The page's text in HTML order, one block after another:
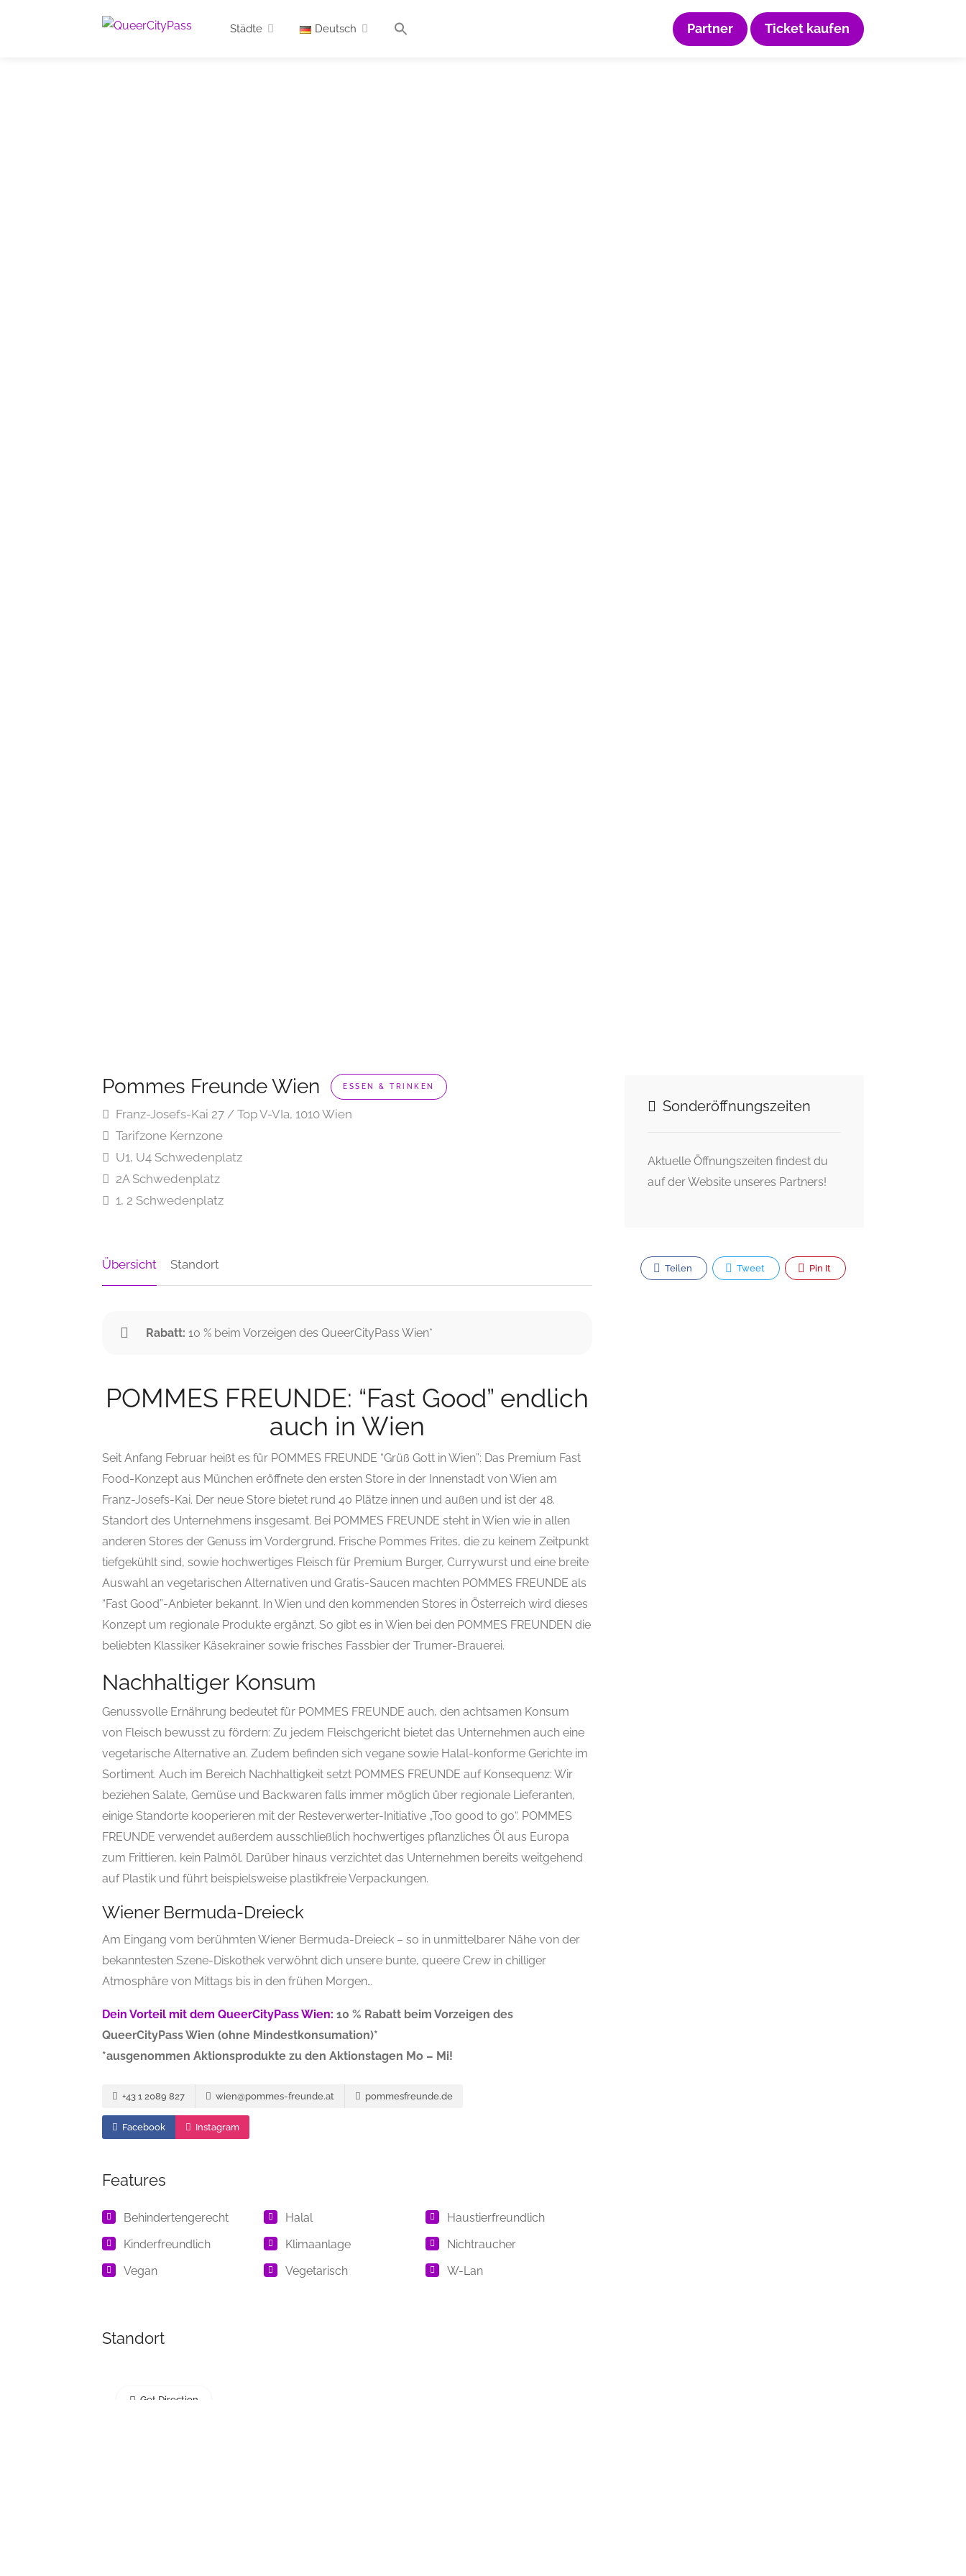
Städte Deutsch Partner Ticket kaufen
Pommes Freunde Wien ESSEN & TRINKEN
Franz-Josefs-Kai 27 / Top V-VIa, 1010 Wien
Tarifzone Kernzone
U1, U4 Schwedenplatz
2A Schwedenplatz
1, 2 Schwedenplatz
Übersicht Standort
Rabatt: 10 % beim Vorzeigen des QueerCityPass Wien*
POMMES FREUNDE: “Fast Good” endlich
auch in Wien
Seit Anfang Februar heißt es für POMMES FREUNDE “Grüß Gott in Wien”: Das Premium Fast
Food-Konzept aus München eröffnete den ersten Store in der Innenstadt von Wien am
Franz-Josefs-Kai. Der neue Store bietet rund 40 Plätze innen und außen und ist der 48.
Standort des Unternehmens insgesamt. Bei POMMES FREUNDE steht in Wien wie in allen
anderen Stores der Genuss im Vordergrund. Frische Pommes Frites, die zu keinem Zeitpunkt
tiefgekühlt sind, sowie hochwertiges Fleisch für Premium Burger, Currywurst und eine breite
Auswahl an vegetarischen Alternativen und Gratis-Saucen machten POMMES FREUNDE als
“Fast Good”-Anbieter bekannt. In Wien und den kommenden Stores in Österreich wird dieses
Konzept um regionale Produkte ergänzt. So gibt es in Wien bei den POMMES FREUNDEN die
beliebten Klassiker Käsekrainer sowie frisches Fassbier der Trumer-Brauerei.
Nachhaltiger Konsum
Genussvolle Ernährung bedeutet für POMMES FREUNDE auch, den achtsamen Konsum
von Fleisch bewusst zu fördern: Zu jedem Fleischgericht bietet das Unternehmen auch eine
vegetarische Alternative an. Zudem befinden sich vegane sowie Halal-konforme Gerichte im
Sortiment. Auch im Bereich Nachhaltigkeit setzt POMMES FREUNDE auf Konsequenz: Wir
beziehen Salate, Gemüse und Backwaren falls immer möglich über regionale Lieferanten,
einige Standorte kooperieren mit der Resteverwerter-Initiative „Too good to go“. POMMES
FREUNDE verwendet außerdem ausschließlich hochwertiges pflanzliches Öl aus Europa
zum Frittieren, kein Palmöl. Darüber hinaus verzichtet das Unternehmen bereits weitgehend
auf Plastik und führt beispielsweise plastikfreie Verpackungen.
Wiener Bermuda-Dreieck
Am Eingang vom berühmten Wiener Bermuda-Dreieck – so in unmittelbarer Nähe von der
bekanntesten Szene-Diskothek verwöhnt dich unsere bunte, queere Crew in chilliger
Atmosphäre von Mittags bis in den frühen Morgen…
Dein Vorteil mit dem QueerCityPass Wien: 10 % Rabatt beim Vorzeigen des
QueerCityPass Wien (ohne Mindestkonsumation)*
*ausgenommen Aktionsprodukte zu den Aktionstagen Mo – Mi!
+43 1 2089 827 wien@pommes-freunde.at pommesfreunde.de
Facebook Instagram
Features
Behindertengerecht Halal
Haustierfreundlich
Kinderfreundlich
Klimaanlage
Nichtraucher
Vegan
Vegetarisch W-Lan
Standort
Get Direction
Sonderöffnungszeiten
Aktuelle Öffnungszeiten findest du
auf der Website unseres Partners!
Teilen Tweet Pin It